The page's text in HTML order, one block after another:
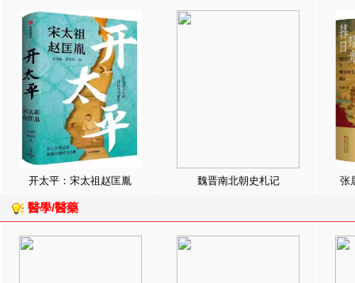
开太平：宋太祖赵匡胤 魏晋南北朝史札记 张
醫學/醫藥